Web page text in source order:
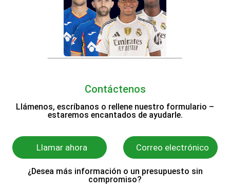
Contáctenos
Llámenos, escríbanos o rellene nuestro formulario –
estaremos encantados de ayudarle.
Llamar ahora Correo electrónico
¿Desea más información o un presupuesto sin
compromiso?